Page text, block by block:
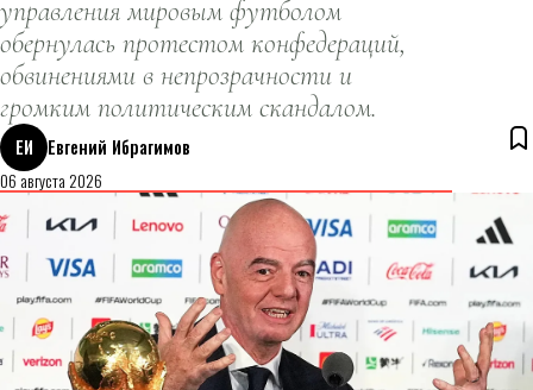
управления мировым футболом
обернулась протестом конфедераций,
обвинениями в непрозрачности и
громким политическим скандалом.
ЕИ
Евгений Ибрагимов
06 августа 2026